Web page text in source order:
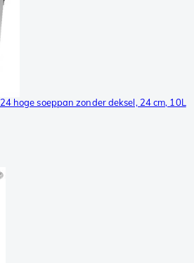
hoge soeppan zonder deksel, 24 cm, 10L